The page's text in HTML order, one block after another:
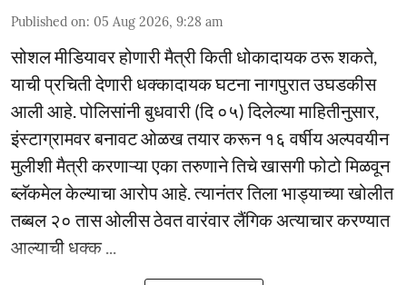
Published on: 05 Aug 2026, 9:28 am
सोशल मीडियावर होणारी मैत्री किती धोकादायक ठरू शकते,
याची प्रचिती देणारी धक्कादायक घटना नागपुरात उघडकीस
आली आहे. पोलिसांनी बुधवारी (दि ०५) दिलेल्या माहितीनुसार,
इंस्टाग्रामवर बनावट ओळख तयार करून १६ वर्षीय अल्पवयीन
मुलीशी मैत्री करणाऱ्या एका तरुणाने तिचे खासगी फोटो मिळवून
ब्लॅकमेल केल्याचा आरोप आहे. त्यानंतर तिला भाड्याच्या खोलीत
तब्बल २० तास ओलीस ठेवत वारंवार लैंगिक अत्याचार करण्यात
आल्याची धक्क ...